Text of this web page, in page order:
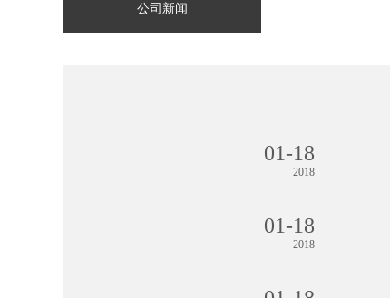
公司新闻
01-18
2018
01-18
2018